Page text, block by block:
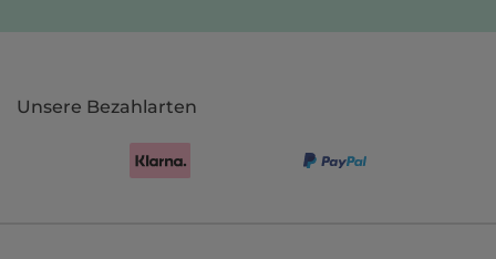
Unsere Bezahlarten